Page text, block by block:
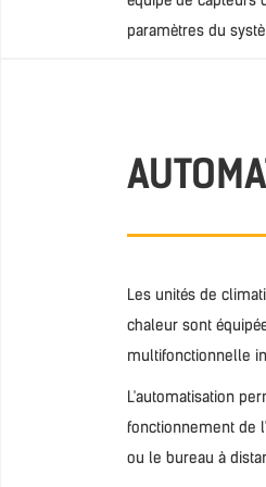
paramètres du
Les unités de
chaleur sont
multifonctionnelle
L'automatisation
fonctionnement de
ou le bureau à